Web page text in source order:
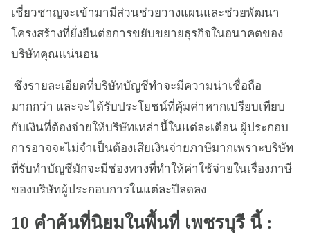
เชี่ยวชาญจะเข้ามามีส่วนช่วยวางแผนและช่วยพัฒนา
โครงสร้างที่ยั่งยืนต่อการขยับขยายธุรกิจในอนาคตของ
บริษัทคุณแน่นอน
ซึ่งรายละเอียดที่บริษัทบัญชีทำจะมีความน่าเชื่อถือ
มากกว่า และจะได้รับประโยชน์ที่คุ้มค่าหากเปรียบเทียบ
กับเงินที่ต้องจ่ายให้บริษัทเหล่านี้ในแต่ละเดือน ผู้ประกอบ
การอาจจะไม่จำเป็นต้องเสียเงินจ่ายภาษีมากเพราะบริษัท
ที่รับทำบัญชีมักจะมีช่องทางที่ทำให้ค่าใช้จ่ายในเรื่องภาษี
ของบริษัทผู้ประกอบการในแต่ละปีลดลง
10 คำค้นที่นิยมในพื้นที่ เพชรบุรี นี้ :